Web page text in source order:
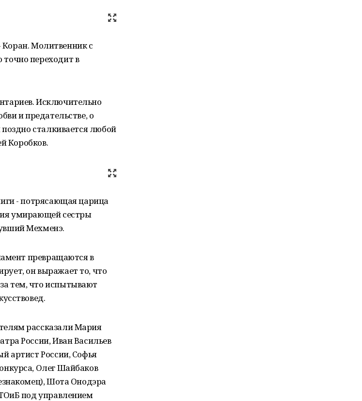
Коран. Молитвенник с
переходит в
Исключительно
и предательстве, о
сталкивается любой
Коробков.
- потрясающая царица
умирающей сестры
Мехменэ.
превращаются в
он выражает то, что
тем, что испытывают
рассказали Мария
России, Иван Васильев
артист России, Софья
Олег Шайбаков
Шота Онодэра
под управлением